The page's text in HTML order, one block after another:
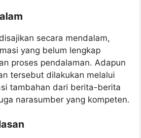
secara mendalam,
yang belum lengkap
proses pendalaman. Adapun
tersebut dilakukan melalui
tambahan dari berita-berita
narasumber yang kompeten.